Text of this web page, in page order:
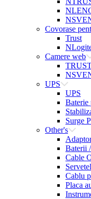
Covorase
Trust
Camere web
UPS
UPS
Baterie
Surge
Other's
Baterii
Cable
Cablu
Placa